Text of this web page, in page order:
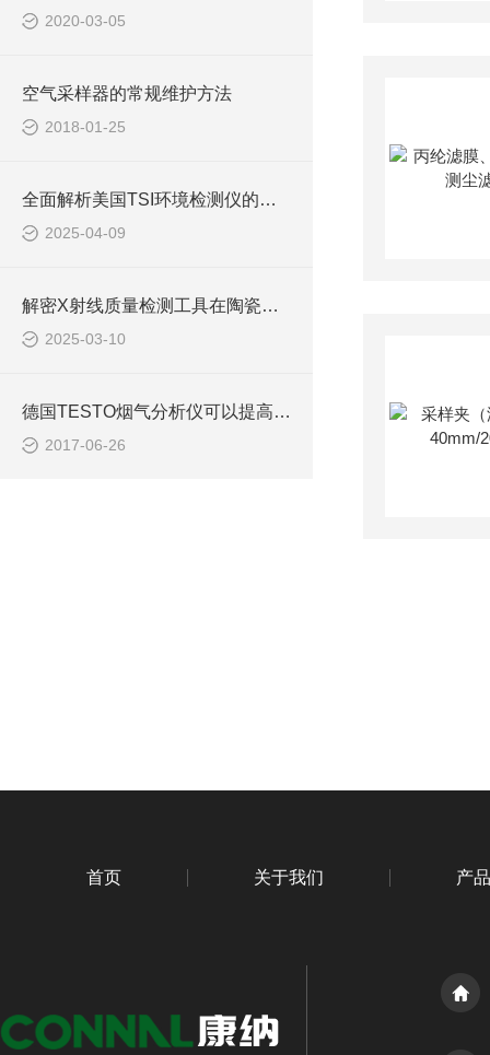
2020-03-05
空气采样器的常规维护方法
2018-01-25
全面解析美国TSI环境检测仪的技术优势
2025-04-09
解密X射线质量检测工具在陶瓷制品质量检测中的应用
2025-03-10
德国TESTO烟气分析仪可以提高燃烧效率
2017-06-26
首页 关于我们 产